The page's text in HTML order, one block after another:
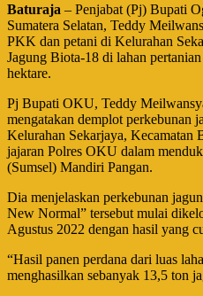
Baturaja – Penjabat (Pj) Bupati
Sumatera Selatan, Teddy
PKK dan petani di Kelurahan
Jagung Biota-18 di lahan
hektare.
Pj Bupati OKU, Teddy
mengatakan demplot perkebunan
Kelurahan Sekarjaya, Kecamatan
jajaran Polres OKU dalam
(Sumsel) Mandiri Pangan.
Dia menjelaskan perkebunan
New Normal” tersebut mulai
Agustus 2022 dengan hasil yang
“Hasil panen perdana dari luas
menghasilkan sebanyak 13,5 ton